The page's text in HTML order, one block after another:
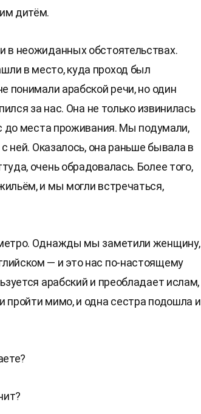
дитём.
в неожиданных обстоятельствах.
в место, куда проход был
понимали арабской речи, но один
за нас. Она не только извинилась
до места проживания. Мы подумали,
ней. Оказалось, она раньше бывала в
очень обрадовалась. Более того,
и мы могли встречаться,
Однажды мы заметили женщину,
— и это нас по-настоящему
арабский и преобладает ислам,
пройти мимо, и одна сестра подошла и